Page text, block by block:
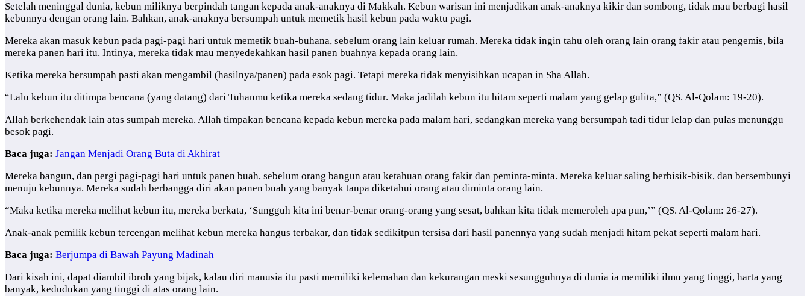
Setelah meninggal dunia, kebun miliknya berpindah tangan kepada anak-anaknya di Makkah. Kebun warisan ini menjadikan anak-anaknya kikir dan sombong, tidak mau berbagi hasil
kebunnya dengan orang lain. Bahkan, anak-anaknya bersumpah untuk memetik hasil kebun pada waktu pagi.
Mereka akan masuk kebun pada pagi-pagi hari untuk memetik buah-buhana, sebelum orang lain keluar rumah. Mereka tidak ingin tahu oleh orang lain orang fakir atau pengemis, bila
mereka panen hari itu. Intinya, mereka tidak mau menyedekahkan hasil panen buahnya kepada orang lain.
Ketika mereka bersumpah pasti akan mengambil (hasilnya/panen) pada esok pagi. Tetapi mereka tidak menyisihkan ucapan in Sha Allah.
“Lalu kebun itu ditimpa bencana (yang datang) dari Tuhanmu ketika mereka sedang tidur. Maka jadilah kebun itu hitam seperti malam yang gelap gulita,” (QS. Al-Qolam: 19-20).
Allah berkehendak lain atas sumpah mereka. Allah timpakan bencana kepada kebun mereka pada malam hari, sedangkan mereka yang bersumpah tadi tidur lelap dan pulas menunggu
besok pagi.
Baca juga: Jangan Menjadi Orang Buta di Akhirat
Mereka bangun, dan pergi pagi-pagi hari untuk panen buah, sebelum orang bangun atau ketahuan orang fakir dan peminta-minta. Mereka keluar saling berbisik-bisik, dan bersembunyi
menuju kebunnya. Mereka sudah berbangga diri akan panen buah yang banyak tanpa diketahui orang atau diminta orang lain.
“Maka ketika mereka melihat kebun itu, mereka berkata, ‘Sungguh kita ini benar-benar orang-orang yang sesat, bahkan kita tidak memeroleh apa pun,’” (QS. Al-Qolam: 26-27).
Anak-anak pemilik kebun tercengan melihat kebun mereka hangus terbakar, dan tidak sedikitpun tersisa dari hasil panennya yang sudah menjadi hitam pekat seperti malam hari.
Baca juga: Berjumpa di Bawah Payung Madinah
Dari kisah ini, dapat diambil ibroh yang bijak, kalau diri manusia itu pasti memiliki kelemahan dan kekurangan meski sesungguhnya di dunia ia memiliki ilmu yang tinggi, harta yang
banyak, kedudukan yang tinggi di atas orang lain.